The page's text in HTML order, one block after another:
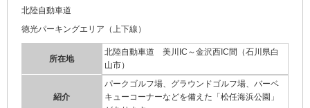
北陸自動車道
徳光パーキングエリア（上下線）
所在地
北陸自動車道 美川IC～金沢西IC間（石川県白
山市）
紹介
パークゴルフ場、グラウンドゴルフ場、バーベ
キューコーナーなどを備えた「松任海浜公園」